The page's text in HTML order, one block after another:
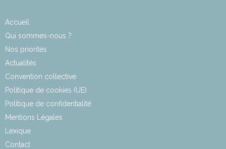
Accueil
Qui sommes-nous ?
Nos priorités
Actualités
Convention collective
Politique de cookies (UE)
Politique de confidentialité
Mentions Légales
Lexique
Contact